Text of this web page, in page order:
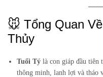
🐭 Tổng Quan
Thủy
Tuổi Tý là con giáp đầu tiên
thông minh, lanh lợi và tháo